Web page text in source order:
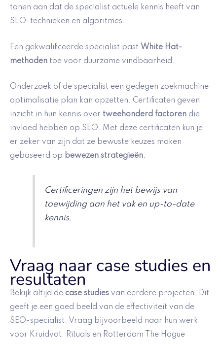
tonen aan dat de specialist actuele kennis heeft van
SEO-technieken en algoritmes.
Een gekwalificeerde specialist past White Hat-
methoden toe voor duurzame vindbaarheid.
Onderzoek of de specialist een gedegen zoekmachine
optimalisatie plan kan opzetten. Certificaten geven
inzicht in hun kennis over tweehonderd factoren die
invloed hebben op SEO. Met deze certificaten kun je
er zeker van zijn dat ze bewuste keuzes maken
gebaseerd op bewezen strategieën.
Certificeringen zijn het bewijs van
toewijding aan het vak en up-to-date
kennis.
Vraag naar case studies en
resultaten
Bekijk altijd de case studies van eerdere projecten. Dit
geeft je een goed beeld van de effectiviteit van de
SEO-specialist. Vraag bijvoorbeeld naar hun werk
voor Kruidvat, Rituals en Rotterdam The Hague